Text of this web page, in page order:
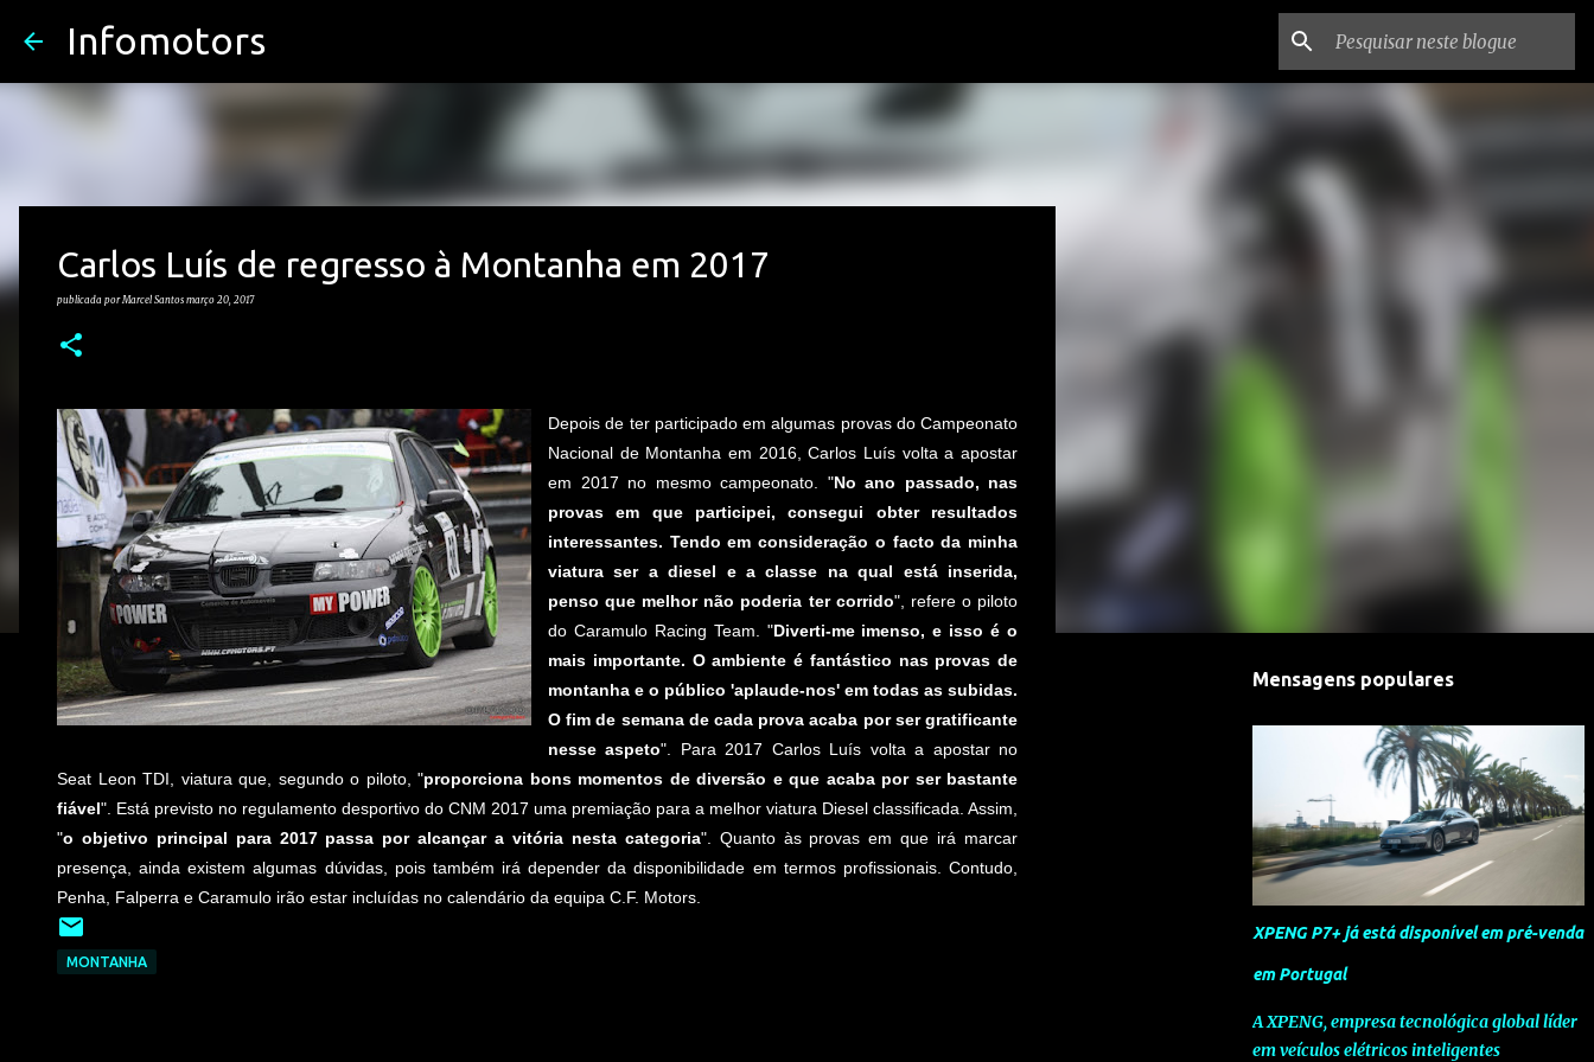
Infomotors
Carlos Luís de regresso à Montanha em 2017
publicada porMarcel Santos março 20, 2017
Depois de ter participado em algumas provas do Campeonato
Nacional de Montanha em 2016, Carlos Luís volta a apostar
em 2017 no mesmo campeonato. "No ano passado, nas
provas em que participei, consegui obter resultados
interessantes. Tendo em consideração o facto da minha
viatura ser a diesel e a classe na qual está inserida,
penso que melhor não poderia ter corrido", refere o piloto
do Caramulo Racing Team. "Diverti-me imenso, e isso é o
mais importante. O ambiente é fantástico nas provas de
montanha e o público 'aplaude-nos' em todas as subidas.
O fim de semana de cada prova acaba por ser gratificante
nesse aspeto". Para 2017 Carlos Luís volta a apostar no
Seat Leon TDI, viatura que, segundo o piloto, "proporciona bons momentos de diversão e que acaba por ser bastante
fiável". Está previsto no regulamento desportivo do CNM 2017 uma premiação para a melhor viatura Diesel classificada. Assim,
"o objetivo principal para 2017 passa por alcançar a vitória nesta categoria". Quanto às provas em que irá marcar
presença, ainda existem algumas dúvidas, pois também irá depender da disponibilidade em termos profissionais. Contudo,
Penha, Falperra e Caramulo irão estar incluídas no calendário da equipa C.F. Motors.
MONTANHA
Mensagens populares
XPENG P7+ já está disponível em pré-venda
em Portugal
A XPENG, empresa tecnológica global líder
em veículos elétricos inteligentes